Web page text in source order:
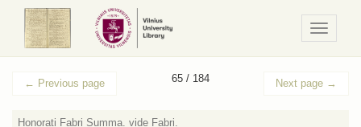
/
Meniu
← Previous page 65 / 184 Next page →
Honorati Fabri Summa. vide Fabri.